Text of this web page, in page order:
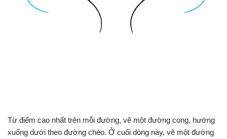
Từ điểm cao nhất trên mỗi đường, vẽ một đường cong, hướng
xuống dưới theo đường chéo. Ở cuối dòng này, vẽ một đường